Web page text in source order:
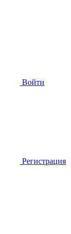
Войти
Регистрация